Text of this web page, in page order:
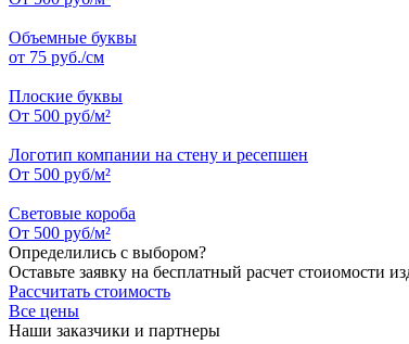
Объемные буквы
от 75 руб./см
Плоские буквы
От 500 руб/м²
Логотип компании на стену и ресепшен
От 500 руб/м²
Световые короба
От 500 руб/м²
Определились с выбором?
Оставьте заявку на бесплатный расчет стоиомости
Рассчитать стоимость
Все цены
Наши заказчики и партнеры